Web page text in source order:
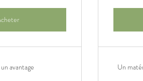
avantage
Un